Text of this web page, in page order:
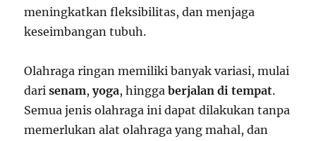
meningkatkan fleksibilitas, dan menjaga
keseimbangan tubuh.
Olahraga ringan memiliki banyak variasi, mulai
darisenam,yoga, hinggaberjalan di tempat.
Semua jenis olahraga ini dapat dilakukan tanpa
memerlukan alat olahraga yang mahal, dan